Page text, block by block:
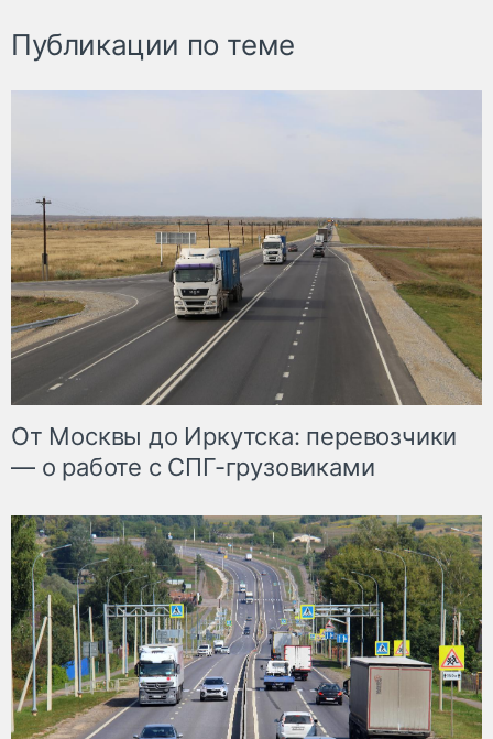
Публикации по теме
От Москвы до Иркутска: перевозчики
— о работе с СПГ-грузовиками